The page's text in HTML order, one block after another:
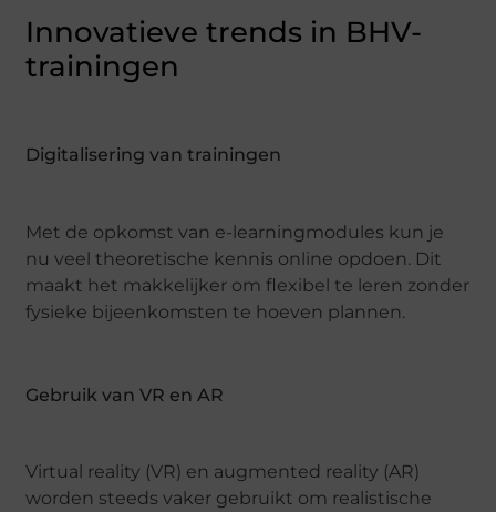
Innovatieve trends in BHV-
trainingen
Digitalisering van trainingen
Met de opkomst van e-learningmodules kun je
nu veel theoretische kennis online opdoen. Dit
maakt het makkelijker om flexibel te leren zonder
fysieke bijeenkomsten te hoeven plannen.
Gebruik van VR en AR
Virtual reality (VR) en augmented reality (AR)
worden steeds vaker gebruikt om realistische